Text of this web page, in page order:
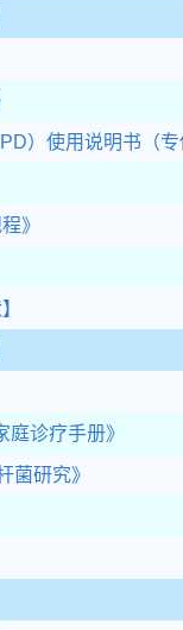
）使用说明书（
》
庭诊疗手册》
菌研究》